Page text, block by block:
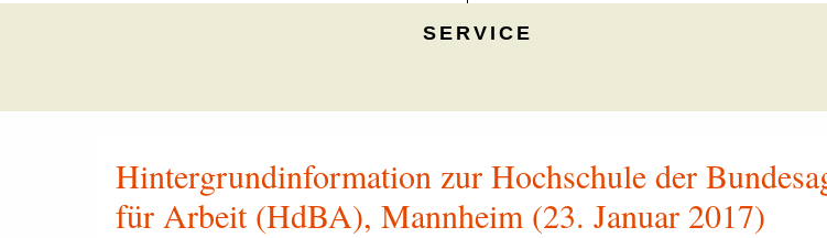
SERVICE
Hintergrundinformation zur Hochschule der
für Arbeit (HdBA), Mannheim (23. Januar 2017)